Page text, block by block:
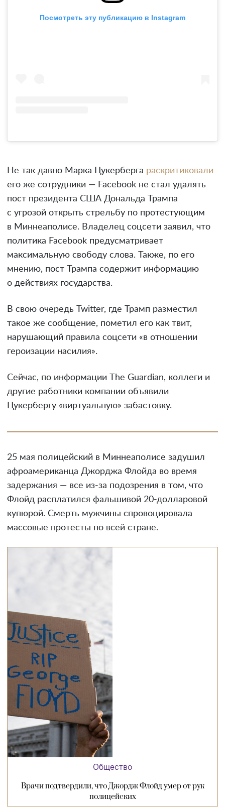
Посмотреть эту публикацию в Instagram
Не так давно Марка Цукерберга раскритиковали
его же сотрудники — Facebook не стал удалять
пост президента США Дональда Трампа
с угрозой открыть стрельбу по протестующим
в Миннеаполисе. Владелец соцсети заявил, что
политика Facebook предусматривает
максимальную свободу слова. Также, по его
мнению, пост Трампа содержит информацию
о действиях государства.
В свою очередь Twitter, где Трамп разместил
такое же сообщение, пометил его как твит,
нарушающий правила соцсети «в отношении
героизации насилия».
Сейчас, по информации The Guardian, коллеги и
другие работники компании объявили
Цукербергу «виртуальную» забастовку.
25 мая полицейский в Миннеаполисе задушил
афроамериканца Джорджа Флойда во время
задержания — все из-за подозрения в том, что
Флойд расплатился фальшивой 20-долларовой
купюрой. Смерть мужчины спровоцировала
массовые протесты по всей стране.
Общество
Врачи подтвердили, что Джордж Флойд умер от рук
полицейских